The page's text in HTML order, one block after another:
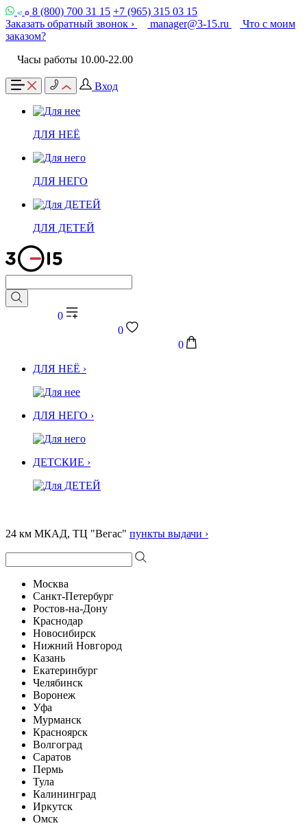
8 (800) 700 31 15 +7 (965) 315 03 15
Заказать обратный звонок ›
manager@3-15.ru
Что с моим
заказом?
Часы работы 10.00-22.00
Вход
ДЛЯ НЕЁ
ДЛЯ НЕГО
ДЛЯ ДЕТЕЙ
0
0
0
ДЛЯ НЕЁ ›
ДЛЯ НЕГО ›
ДЕТСКИЕ ›
24 км МКАД, ТЦ "Вегас" пункты выдачи ›
Москва
Санкт-Петербург
Ростов-на-Дону
Краснодар
Новосибирск
Нижний Новгород
Казань
Екатеринбург
Челябинск
Воронеж
Уфа
Мурманск
Красноярск
Волгоград
Саратов
Пермь
Тула
Калининград
Иркутск
Омск